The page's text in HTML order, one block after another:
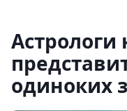
Астрологи
одиноких